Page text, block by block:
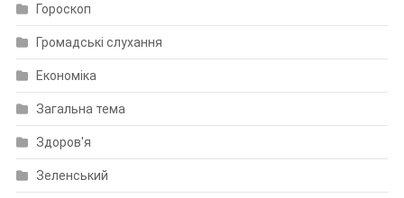
Гороскоп
Громадські слухання
Економіка
Загальна тема
Здоров'я
Зеленський